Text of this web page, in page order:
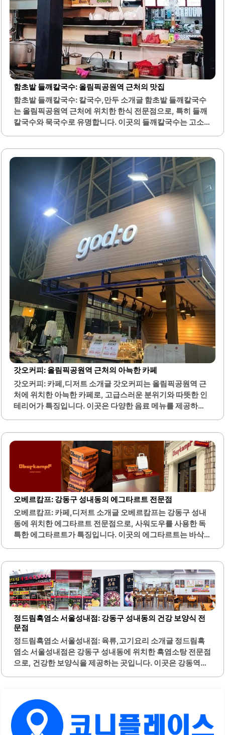
함초밭 들깨칼국수: 올림픽공원역 근처의 맛집
함초밭 들깨칼국수: 칼국수,만두 소개글 함초밭 들깨칼국수
는 올림픽공원역 근처에 위치한 한식 전문점으로, 특히 들깨
칼국수와 묵국수로 유명합니다. 이곳의 들깨칼국수는 고소
스로 손님들을 맞이하며, 음식에 대한 정성이 느껴집니다.매
장 내부는 아늑한 분위기로, 편안하게 식사를 즐길 수 있는 환
경이 조성되어 있습니다. 대기줄이 길어도 그만큼 많은 손님
들이 찾는 인기 있는 맛집입니다. 특히 여름철에는 시원한 묵
국수가 별미로 인기를 끌고 있습니다.보리밥도 제공되어 양
이 충분하고, 다양한 메뉴를 함께 즐길 수 있습니다. 이곳은
아파트 상가에 위치해 있어 접근성이 좋으며, 엘리베이터를
이용해 쉽게 2층으로 올라갈 수 있습니다. 손님들이 많아도
음식이 빠르게 나와 대기 시간이 길지 않습니다.매장에서는
포장..
갓오커피: 올림픽공원역 근처의 아늑한 카페
갓오커피: 카페,디저트 소개글 갓오커피는 올림픽공원역 근
처에 위치한 아늑한 카페로, 고급스러운 분위기와 따뜻한 인
테리어가 특징입니다. 이곳은 다양한 음료 메뉴를 제공하며,
은 손님들에게 사랑받고 있습니다.또한, 아메리카노와 같은
커피 음료는 고소한 풍미를 자랑하며, 캔 포장 서비스도 제공
하여 이동 중에도 편리하게 즐길 수 있습니다. 갓오커피는 음
료의 양이 넉넉하여 만족감을 주며, 수제 샌드위치와 샐러드
빵 등 다양한 간식 메뉴도 함께 제공됩니다. 매장은 깔끔하게
관리되어 있으며, 친절한 사장님이 손님을 맞이합니다.올림
픽공원에서 공연을 관람한 후 방문하기 좋은 장소로, 편리한
주차 공간도 마련되어 있어 접근성이 뛰어납니다. 이 카페는
클래식한 바의 느낌을 주며, 고급스러운 음료를 즐길..
오베르캄프: 강동구 성내동의 에그타르트 전문점
오베르캄프: 카페,디저트 소개글 오베르캄프는 강동구 성내
동에 위치한 에그타르트 전문점으로, 사워도우를 사용한 독
특한 에그타르트가 특징입니다. 이곳의 에그타르트는 바삭
계란 비린내가 전혀 없고, 달콤한 맛이 일품으로 알려져 있습
니다.포장도 아름답게 되어 있어 선물용으로 적합합니다. 이
곳은 올림픽공원과 가까워 피크닉을 즐기며 함께하기 좋은
장소입니다. 매장 내부는 아늑하고 편안한 분위기로, 고객들
이 편안하게 앉아 즐길 수 있는 공간을 제공합니다.또한, 친절
한 직원들이 고객을 맞이하여 기분 좋은 쇼핑 경험을 선사합
니다. 오베르캄프는 에그타르트를 전문으로 하여 다양한 종
류의 디저트를 제공하지 않지만, 그 한 가지에 집중하여 최고
의 맛을 구현하고 있습니다. 이곳의 에그타르트는 매일 신선
하게 구워지며, 항상 품질을..
정드림흑염소 서울성내점: 강동구 성내동의 건강 보양식 전
문점
정드림흑염소 서울성내점: 육류,고기요리 소개글 정드림흑
염소 서울성내점은 강동구 성내동에 위치한 흑염소탕 전문점
으로, 건강한 보양식을 제공하는 곳입니다. 이곳은 강동역과
을 동시에 챙길 수 있습니다.특히, 흑염소탕은 고기가 두툼하
고 푸짐하여 만족감을 높여줍니다. 가격 또한 합리적이며,
9,900원이라는 저렴한 가격에 고품질의 음식을 즐길 수 있